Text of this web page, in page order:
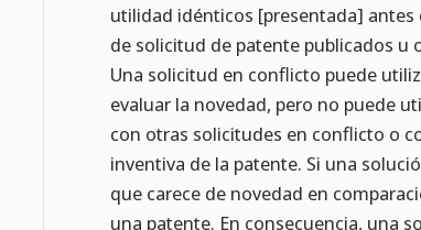
utilidad idénticos [presentada]
de solicitud de patente publicados u
Una solicitud en conflicto puede
evaluar la novedad, pero no puede
con otras solicitudes en conflicto o
inventiva de la patente. Si una
que carece de novedad en
una patente. En consecuencia, una